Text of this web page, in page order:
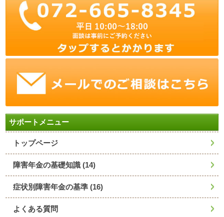
サポートメニュー
トップページ
障害年金の基礎知識 (14)
症状別障害年金の基準 (16)
よくある質問